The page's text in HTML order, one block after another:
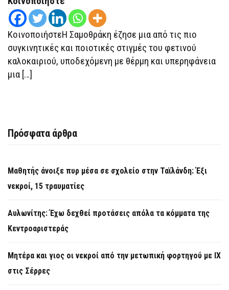
ΤΗ
ΖΩΉ
ΤΗΓΑΝΟΎΡΙΑ
ΚοινοποιήστεΗ Σαμοθράκη έζησε μια από τις πιο
συγκινητικές και ποιοτικές στιγμές του φετινού
καλοκαιριού, υποδεχόμενη με θέρμη και υπερηφάνεια
μια […]
Πρόσφατα άρθρα
Μαθητής άνοιξε πυρ μέσα σε σχολείο στην Ταϊλάνδη: Έξι
νεκροί, 15 τραυματίες
Αυλωνίτης: Έχω δεχθεί προτάσεις απόλα τα κόμματα της
Κεντροαριστεράς
Μητέρα και γιος οι νεκροί από την μετωπική φορτηγού με ΙΧ
στις Σέρρες